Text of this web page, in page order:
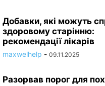
Добавки, які можуть
здоровому старінню:
рекомендації лікарів
maxwelhelp - 09.11.2025
Разорвав порог для